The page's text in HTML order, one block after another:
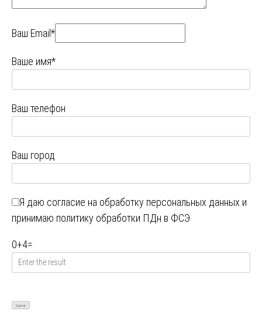
Ваш Email*
Ваше имя*
Ваш телефон
Ваш город
Я даю согласие на обработку персональных данных и
принимаю политику обработки ПДн в ФСЭ
0+4=